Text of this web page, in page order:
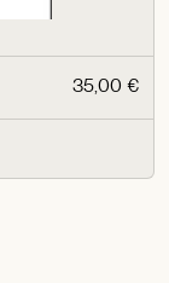
35,00 €